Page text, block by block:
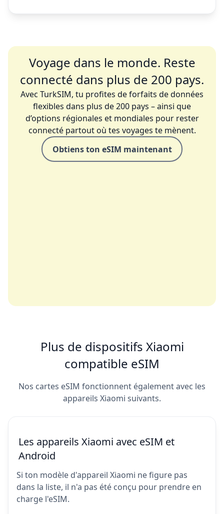
Voyage dans le monde. Reste
connecté dans plus de 200 pays.
Avec TurkSIM, tu profites de forfaits de données
flexibles dans plus de 200 pays – ainsi que
d’options régionales et mondiales pour rester
connecté partout où tes voyages te mènent.
Obtiens ton eSIM maintenant
Plus de dispositifs Xiaomi
compatible eSIM
Nos cartes eSIM fonctionnent également avec les
appareils Xiaomi suivants.
Les appareils Xiaomi avec eSIM et
Android
Si ton modèle d'appareil Xiaomi ne figure pas
dans la liste, il n'a pas été conçu pour prendre en
charge l'eSIM.